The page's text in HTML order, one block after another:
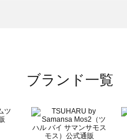
ブランド一覧